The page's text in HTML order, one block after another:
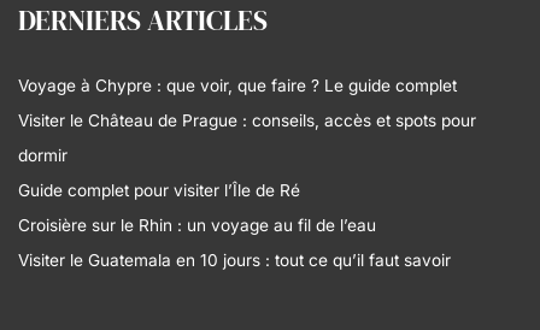
DERNIERS ARTICLES
Voyage à Chypre : que voir, que faire ? Le guide complet
Visiter le Château de Prague : conseils, accès et spots pour
dormir
Guide complet pour visiter l’Île de Ré
Croisière sur le Rhin : un voyage au fil de l’eau
Visiter le Guatemala en 10 jours : tout ce qu’il faut savoir